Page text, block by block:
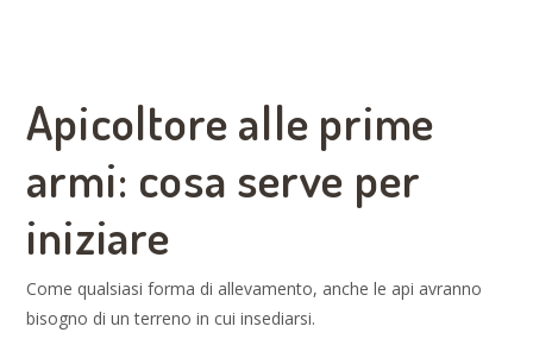
Apicoltore alle prime
armi: cosa serve per
iniziare
Come qualsiasi forma di allevamento, anche le api avranno
bisogno di un terreno in cui insediarsi.